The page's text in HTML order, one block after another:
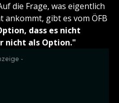
die Frage, was eigentlich
ankommt, gibt es vom ÖFB
dass es nicht
nicht als Option."
-